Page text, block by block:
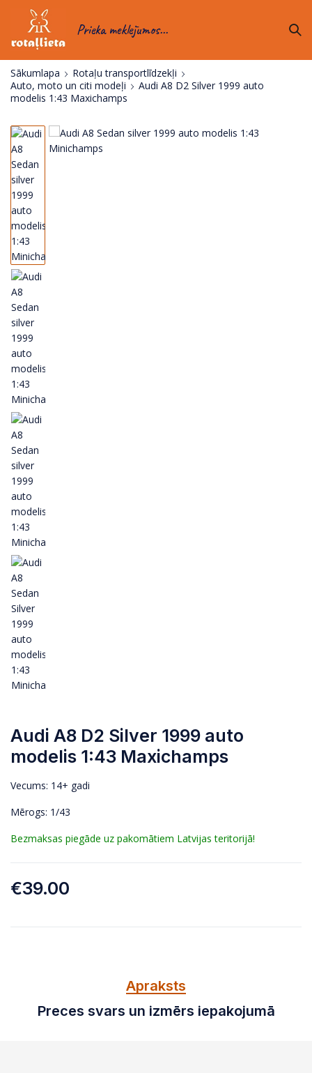
Prieka meklējumos...
Sākumlapa
Rotaļu transportlīdzekļi
Auto, moto un citi modeļi
Audi A8 D2 Silver 1999 auto
modelis 1:43 Maxichamps
Audi A8 D2 Silver 1999 auto
modelis 1:43 Maxichamps
Vecums: 14+ gadi
Mērogs: 1/43
Bezmaksas piegāde uz pakomātiem Latvijas teritorijā!
€39.00
Apraksts
Preces svars un izmērs iepakojumā